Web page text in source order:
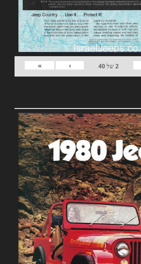
2של40
›
»